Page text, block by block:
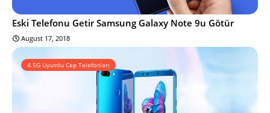
Eski Telefonu Getir Samsung Galaxy Note 9u Götür
August 17, 2018
4.5G Uyumlu Cep Telefonları